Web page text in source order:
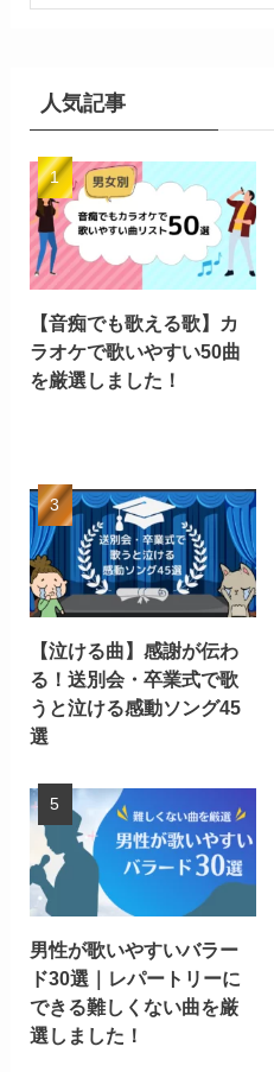
人気記事
【音痴でも歌える歌】カ
ラオケで歌いやすい50曲
を厳選しました！
【泣ける曲】感謝が伝わ
る！送別会・卒業式で歌
うと泣ける感動ソング45
選
男性が歌いやすいバラー
ド30選｜レパートリーに
できる難しくない曲を厳
選しました！